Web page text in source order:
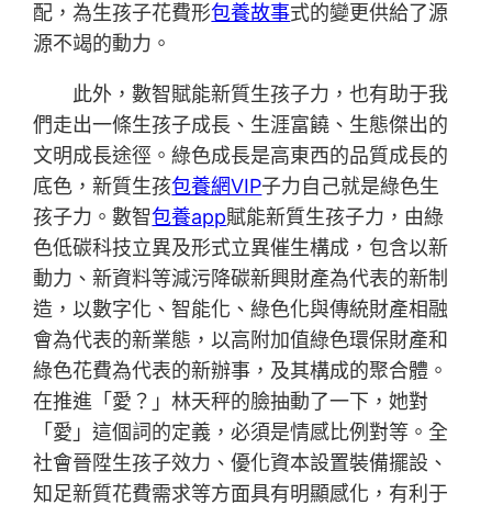
配，為生孩子花費形包養故事式的變更供給了源
源不竭的動力。
此外，數智賦能新質生孩子力，也有助于我
們走出一條生孩子成長、生涯富饒、生態傑出的
文明成長途徑。綠色成長是高東西的品質成長的
底色，新質生孩包養網VIP子力自己就是綠色生
孩子力。數智包養app賦能新質生孩子力，由綠
色低碳科技立異及形式立異催生構成，包含以新
動力、新資料等減污降碳新興財產為代表的新制
造，以數字化、智能化、綠色化與傳統財產相融
會為代表的新業態，以高附加值綠色環保財產和
綠色花費為代表的新辦事，及其構成的聚合體。
在推進「愛？」林天秤的臉抽動了一下，她對
「愛」這個詞的定義，必須是情感比例對等。全
社會晉陞生孩子效力、優化資本設置裝備擺設、
知足新質花費需求等方面具有明顯感化，有利于